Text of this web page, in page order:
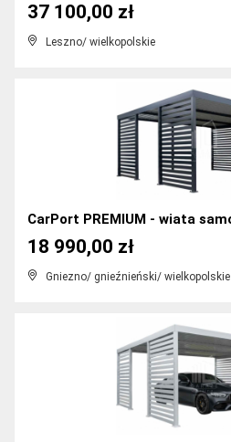
Leszno/ wielkopolskie
37 100,00 zł
Gniezno/ gnieźnieński/ wielkopolskie
18 990,00 zł